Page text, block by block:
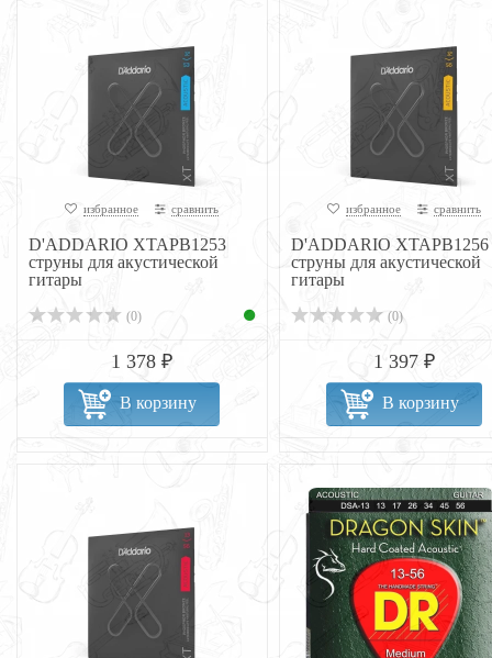
избранное сравнить
D'ADDARIO XTAPB1253
струны для акустической
гитары
(0)
1 378 ₽
В корзину
избранное сравнить
D'ADDARIO XTAPB1256
струны для акустической
гитары
(0)
1 397 ₽
В корзину